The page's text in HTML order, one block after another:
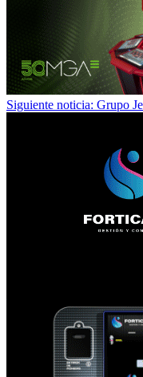
Siguiente noticia: Grupo